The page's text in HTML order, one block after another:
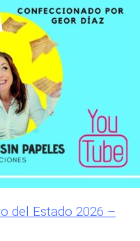
del Estado 2026 –